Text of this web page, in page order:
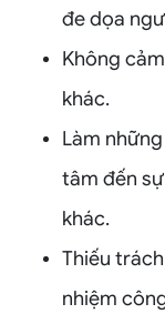
đe dọa
Không
khác.
Làm
tâm đến
khác.
Thiếu
nhiệm